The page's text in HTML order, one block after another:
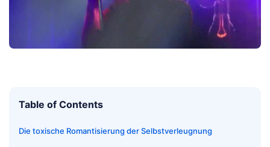
Table of Contents
Die toxische Romantisierung der Selbstverleugnung